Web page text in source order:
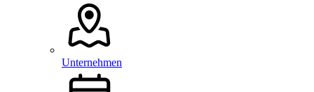
Unternehmen